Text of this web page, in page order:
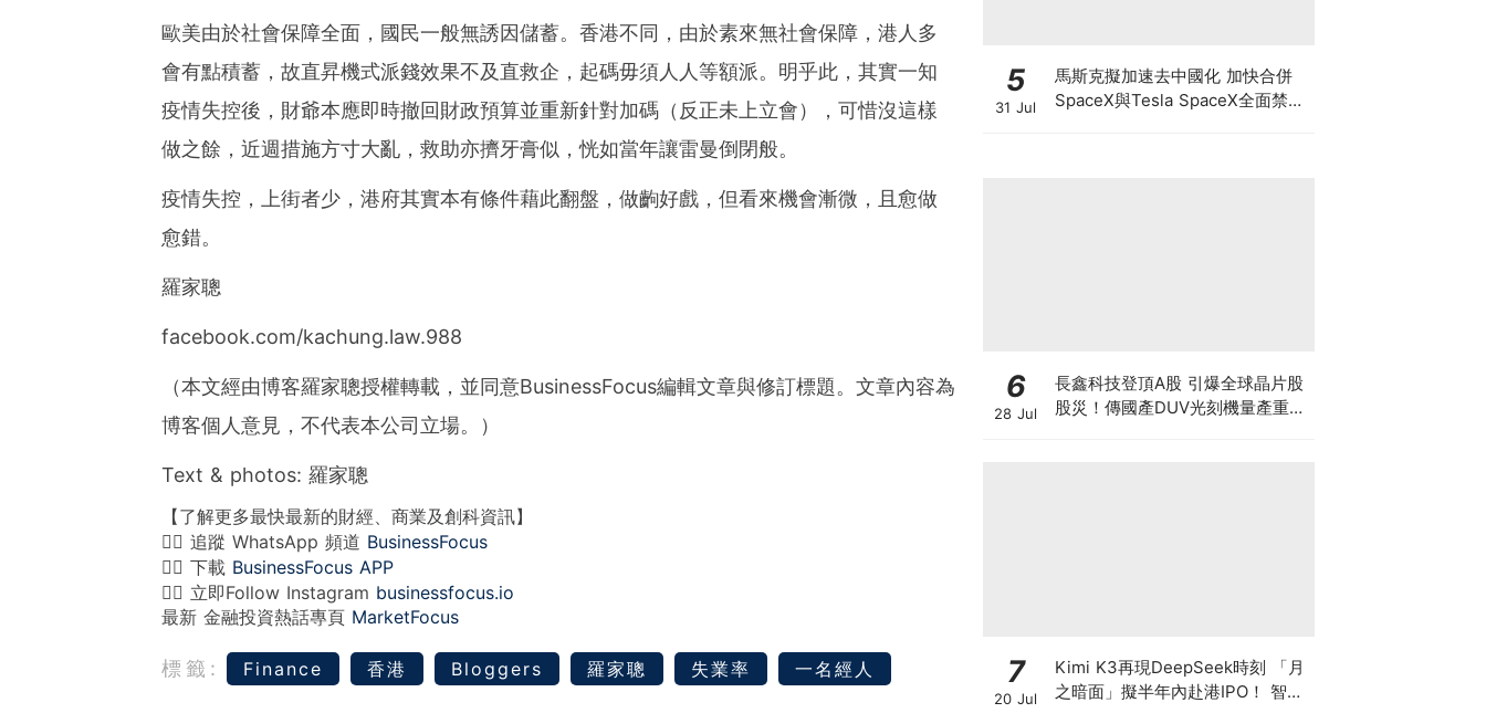
歐美由於社會保障全面，國民一般無誘因儲蓄。香港不同，由於素來無社會保障，港人多
會有點積蓄，故直昇機式派錢效果不及直救企，起碼毋須人人等額派。明乎此，其實一知
疫情失控後，財爺本應即時撤回財政預算並重新針對加碼（反正未上立會），可惜沒這樣
做之餘，近週措施方寸大亂，救助亦擠牙膏似，恍如當年讓雷曼倒閉般。
疫情失控，上街者少，港府其實本有條件藉此翻盤，做齣好戲，但看來機會漸微，且愈做
愈錯。
羅家聰
facebook.com/kachung.law.988
（本文經由博客羅家聰授權轉載，並同意BusinessFocus編輯文章與修訂標題。文章內容為
博客個人意見，不代表本公司立場。）
Text & photos: 羅家聰
【了解更多最快最新的財經、商業及創科資訊】
👉🏻 追蹤 WhatsApp 頻道 BusinessFocus
👉🏻 下載 BusinessFocus APP
👉🏻 立即Follow Instagram businessfocus.io
最新 金融投資熱話專頁 MarketFocus
標籤: Finance 香港 Bloggers 羅家聰 失業率 一名經人
5
31 Jul
馬斯克擬加速去中國化 加快合併
SpaceX與Tesla SpaceX全面禁止
6
28 Jul
長鑫科技登頂A股 引爆全球晶片股
股災！傳國產DUV光刻機量產重創
7
20 Jul
Kimi K3再現DeepSeek時刻 「月
之暗面」擬半年內赴港IPO！ 智譜